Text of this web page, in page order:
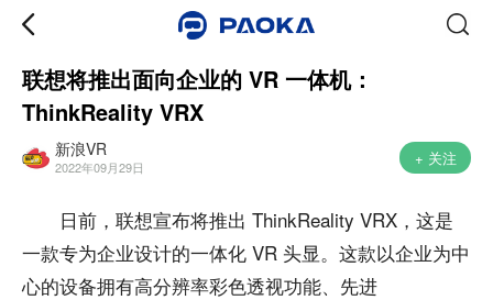
联想将推出面向企业的 VR 一体机：
ThinkReality VRX
新浪VR
2022年09月29日 + 关注
日前，联想宣布将推出 ThinkReality VRX，这是
一款专为企业设计的一体化 VR 头显。这款以企业为中
心的设备拥有高分辨率彩色透视功能、先进